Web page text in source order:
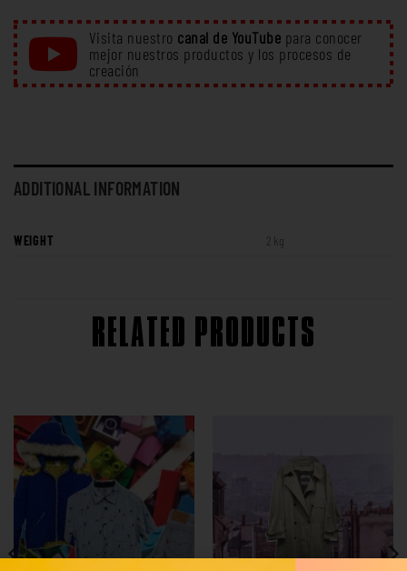
Visita nuestro canal de YouTube para conocer
mejor nuestros productos y los procesos de
creación
ADDITIONAL INFORMATION
WEIGHT 2 kg
RELATED PRODUCTS